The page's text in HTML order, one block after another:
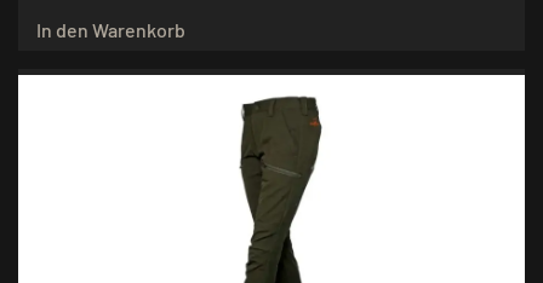
In den Warenkorb